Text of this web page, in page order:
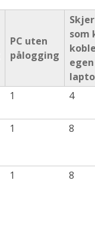
PC uten
pålogging
som
egen
1 4
1 8
1 8